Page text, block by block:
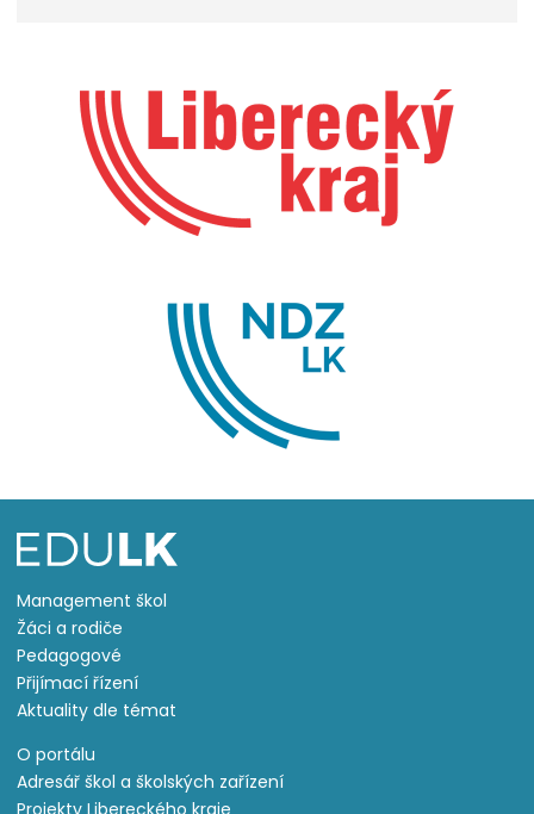
Management škol
Žáci a rodiče
Pedagogové
Přijímací řízení
Aktuality dle témat
O portálu
Adresář škol a školských zařízení